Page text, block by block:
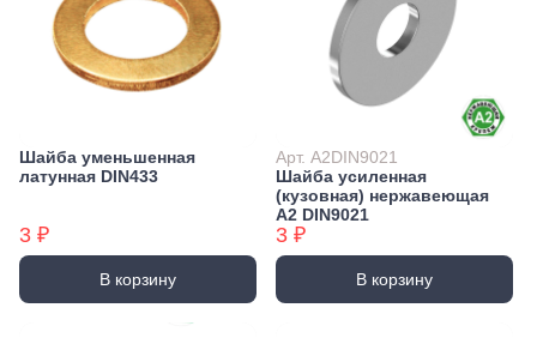
Шайба уменьшенная
латунная DIN433
3 ₽
В корзину
Арт. А2DIN9021
Шайба усиленная
(кузовная) нержавеющая
А2 DIN9021
3 ₽
В корзину